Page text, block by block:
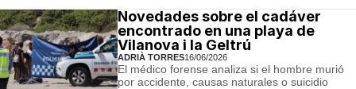
Novedades sobre el cadáver
encontrado en una playa de
Vilanova i la Geltrú
ADRIÀ TORRES16/06/2026
El médico forense analiza si el hombre murió
por accidente, causas naturales o suicidio